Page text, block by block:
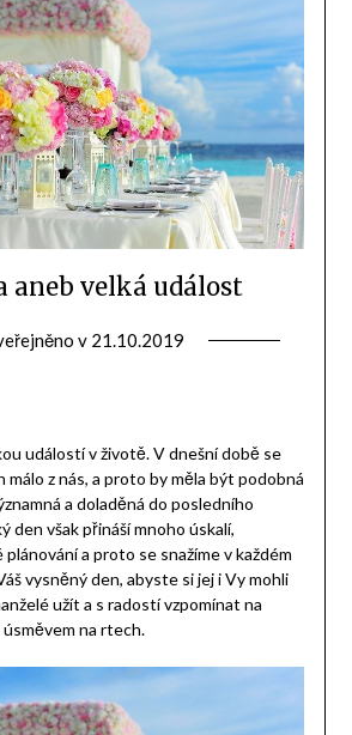
aneb velká událost
v 21.10.2019
událostí v životě. V dnešní době se
málo z nás, a proto by měla být podobná
a doladěná do posledního
den však přináší mnoho úskalí,
a proto se snažíme v každém
vysněný den, abyste si jej i Vy mohli
užít a s radostí vzpomínat na
úsměvem na rtech.